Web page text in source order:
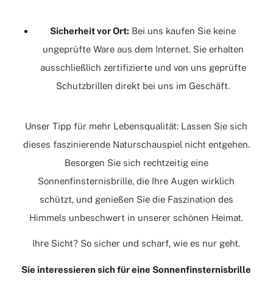
Sicherheit vor Ort: Bei uns kaufen Sie keine
ungeprüfte Ware aus dem Internet. Sie erhalten
ausschließlich zertifizierte und von uns geprüfte
Schutzbrillen direkt bei uns im Geschäft.
Unser Tipp für mehr Lebensqualität: Lassen Sie sich
dieses faszinierende Naturschauspiel nicht entgehen.
Besorgen Sie sich rechtzeitig eine
Sonnenfinsternisbrille, die Ihre Augen wirklich
schützt, und genießen Sie die Faszination des
Himmels unbeschwert in unserer schönen Heimat.
Ihre Sicht? So sicher und scharf, wie es nur geht.
Sie interessieren sich für eine Sonnenfinsternisbrille